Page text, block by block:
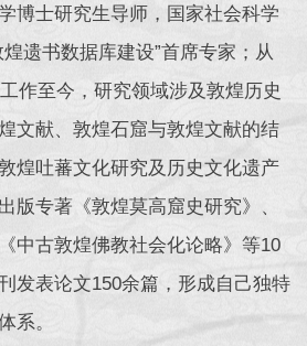
博士研究生导师，国家社会科学
遗书数据库建设”首席专家；从
作至今，研究领域涉及敦煌历史
文献、敦煌石窟与敦煌文献的结
煌吐蕃文化研究及历史文化遗产
版专著《敦煌莫高窟史研究》、
中古敦煌佛教社会化论略》等10
发表论文150余篇，形成自己独特
系。